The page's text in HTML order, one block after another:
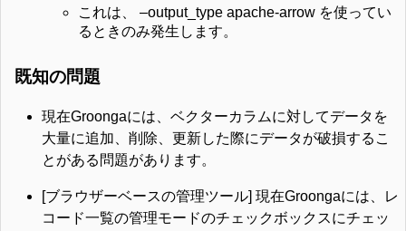
これは、 –output_type apache-arrow を使ってい
るときのみ発生します。
既知の問題
現在Groongaには、ベクターカラムに対してデータを
大量に追加、削除、更新した際にデータが破損するこ
とがある問題があります。
[ブラウザーベースの管理ツール] 現在Groongaには、レ
コード一覧の管理モードのチェックボックスにチェッ